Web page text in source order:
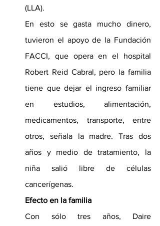
(LLA).
En esto se gasta mucho dinero,
tuvieron el apoyo de la Fundación
FACCI, que opera en el hospital
Robert Reid Cabral, pero la familia
tiene que dejar el ingreso familiar
en estudios, alimentación,
medicamentos, transporte, entre
otros, señala la madre. Tras dos
años y medio de tratamiento, la
niña salió libre de células
cancerígenas.
Efecto en la familia
Con sólo tres años, Daire